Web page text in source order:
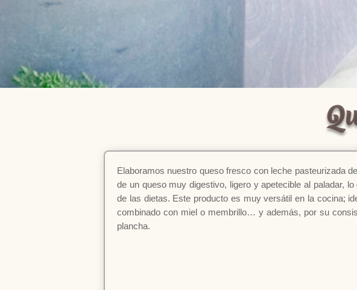
Elaboramos nuestro queso fresco con leche pasteurizada
de un queso muy digestivo, ligero y apetecible al paladar,
de las dietas. Este producto es muy versátil en la cocina;
combinado con miel o membrillo… y además, por su
plancha.